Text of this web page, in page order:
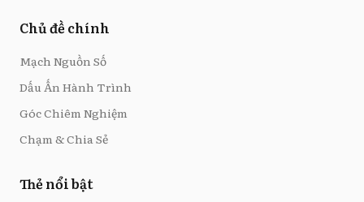
Chủ đề chính
Mạch Nguồn Số
Dấu Ấn Hành Trình
Góc Chiêm Nghiệm
Chạm & Chia Sẻ
Thẻ nổi bật